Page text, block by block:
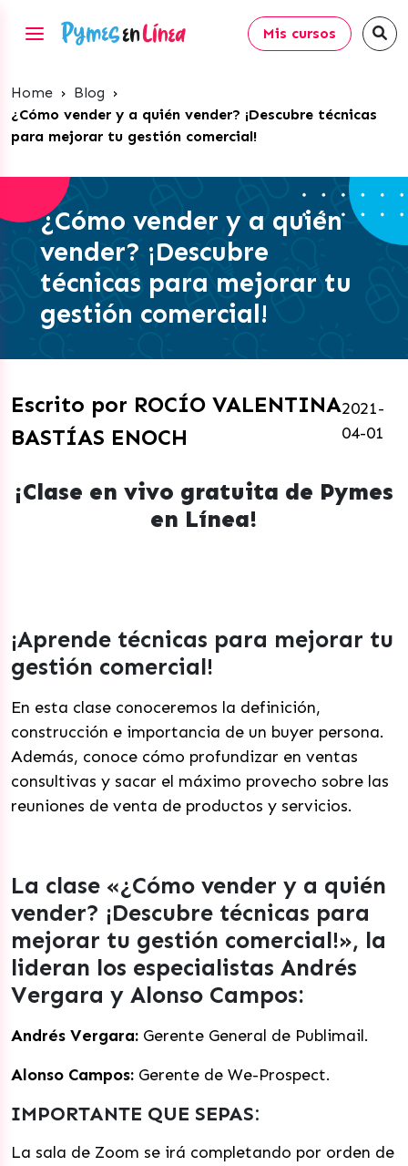
Mis cursos
Home › Blog ›
¿Cómo vender y a quién vender? ¡Descubre técnicas
para mejorar tu gestión comercial!
¿Cómo vender y a quién
vender? ¡Descubre
técnicas para mejorar tu
gestión comercial!
Escrito por ROCÍO VALENTINA
BASTÍAS ENOCH
2021-
04-01
¡Clase en vivo gratuita de Pymes
en Línea!
¡Aprende técnicas para mejorar tu
gestión comercial!
En esta clase conoceremos la definición,
construcción e importancia de un buyer persona.
Además, conoce cómo profundizar en ventas
consultivas y sacar el máximo provecho sobre las
reuniones de venta de productos y servicios.
La clase «¿Cómo vender y a quién
vender? ¡Descubre técnicas para
mejorar tu gestión comercial!», la
lideran los especialistas Andrés
Vergara y Alonso Campos:
Andrés Vergara: Gerente General de Publimail.
Alonso Campos: Gerente de We-Prospect.
IMPORTANTE QUE SEPAS:
La sala de Zoom se irá completando por orden de